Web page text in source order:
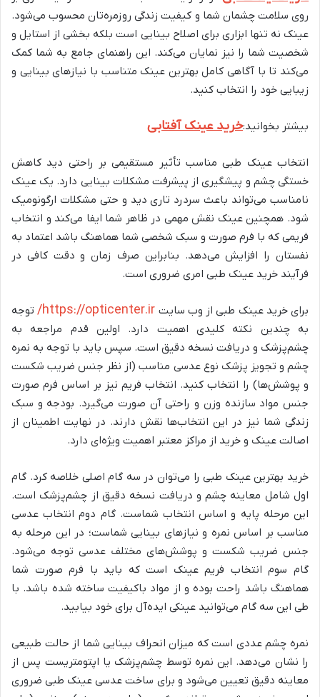
روی سلامت چشمان شما و کیفیت زندگی روزمره‌تان محسوب می‌شود.
عینک نه تنها ابزاری برای اصلاح بینایی است بلکه بخشی از استایل و
شخصیت شما را نیز نمایان می‌کند. این راهنمای جامع به شما کمک
می‌کند تا با آگاهی کامل بهترین عینک متناسب با نیازهای بینایی و
زیبایی خود را انتخاب کنید.
بیشتر بخوانید:خرید عینک آفتابی
انتخاب عینک طبی مناسب تأثیر مستقیمی بر راحتی دید کاهش
خستگی چشم و پیشگیری از پیشرفت مشکلات بینایی دارد. یک عینک
نامناسب می‌تواند باعث سردرد تاری دید و حتی مشکلات ارگونومیک
شود. همچنین عینک نقش مهمی در ظاهر شما ایفا می‌کند و انتخاب
فریمی که با فرم صورت و سبک شخصی شما هماهنگ باشد اعتماد به
نفستان را افزایش می‌دهد. بنابراین صرف زمان و دقت کافی در
فرآیند خرید عینک طبی امری ضروری است.
برای خرید عینک طبی از وب سایت https://opticenter.ir/ توجه
به چندین نکته کلیدی اهمیت دارد. اولین قدم مراجعه به
چشم‌پزشک و دریافت نسخه دقیق است. سپس باید با توجه به نمره
چشم و تجویز پزشک نوع عدسی مناسب (از نظر جنس ضریب شکست
و پوشش‌ها) را انتخاب کنید. انتخاب فریم نیز بر اساس فرم صورت
جنس مواد سازنده وزن و راحتی آن صورت می‌گیرد. بودجه و سبک
زندگی شما نیز در این انتخاب‌ها نقش دارند. در نهایت اطمینان از
اصالت عینک و خرید از مراکز معتبر اهمیت ویژه‌ای دارد.
خرید بهترین عینک طبی را می‌توان در سه گام اصلی خلاصه کرد. گام
اول شامل معاینه چشم و دریافت نسخه دقیق از چشم‌پزشک است.
این مرحله پایه و اساس انتخاب شماست. گام دوم انتخاب عدسی
مناسب بر اساس نمره و نیازهای بینایی شماست؛ در این مرحله به
جنس ضریب شکست و پوشش‌های مختلف عدسی توجه می‌شود.
گام سوم انتخاب فریم عینک است که باید با فرم صورت شما
هماهنگ باشد راحت بوده و از مواد باکیفیت ساخته شده باشد. با
طی این سه گام می‌توانید عینکی ایده‌آل برای خود بیابید.
نمره چشم عددی است که میزان انحراف بینایی شما از حالت طبیعی
را نشان می‌دهد. این نمره توسط چشم‌پزشک یا اپتومتریست پس از
معاینه دقیق تعیین می‌شود و برای ساخت عدسی عینک طبی ضروری